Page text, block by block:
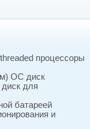
процессоры
ОС диск
для
батареей
и